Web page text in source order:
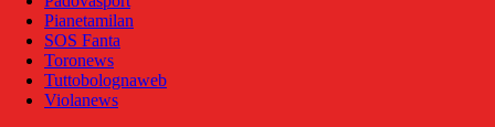
Pianetamilan
SOS Fanta
Toronews
Tuttobolognaweb
Violanews